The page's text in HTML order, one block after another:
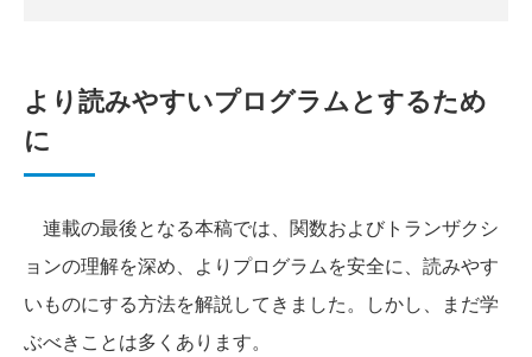
より読みやすいプログラムとするため
に
連載の最後となる本稿では、関数およびトランザクシ
ョンの理解を深め、よりプログラムを安全に、読みやす
いものにする方法を解説してきました。しかし、まだ学
ぶべきことは多くあります。